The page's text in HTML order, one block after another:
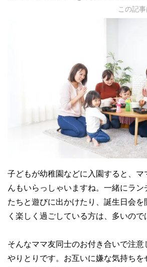
この記
子どもが幼稚園などに入園すると、マ
んもいらっしゃいますね。一緒にラン
たちと遊びに出かけたり、誕生日会を
く楽しく過ごしている方は、多いので
そんなママ友同士のお付き合いで注
やりとりです。お互いに嫌な気持ちを